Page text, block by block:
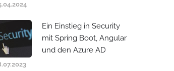
Ein Einstieg in Security
mit Spring Boot, Angular
und den Azure AD